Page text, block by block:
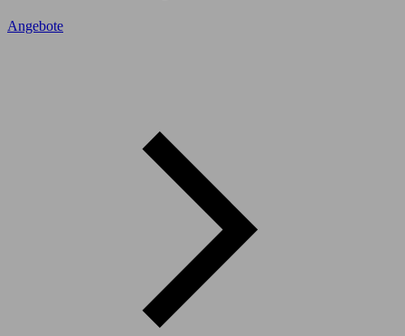
Angebote